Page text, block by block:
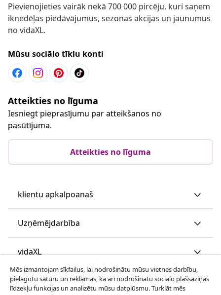
Pievienojieties vairāk nekā 700 000 pircēju, kuri saņem
iknedēļas piedāvājumus, sezonas akcijas un jaunumus
no vidaXL.
Mūsu sociālo tīklu konti
Atteikties no līguma
Iesniegt pieprasījumu par atteikšanos no
pasūtījuma.
Atteikties no līguma
klientu apkalpoanaš
Uzņēmējdarbība
vidaXL
Apskatiet vairāk
Mēs izmantojam sīkfailus, lai nodrošinātu mūsu vietnes darbību,
pielāgotu saturu un reklāmas, kā arī nodrošinātu sociālo plašsaziņas
līdzekļu funkcijas un analizētu mūsu datplūsmu. Turklāt mēs